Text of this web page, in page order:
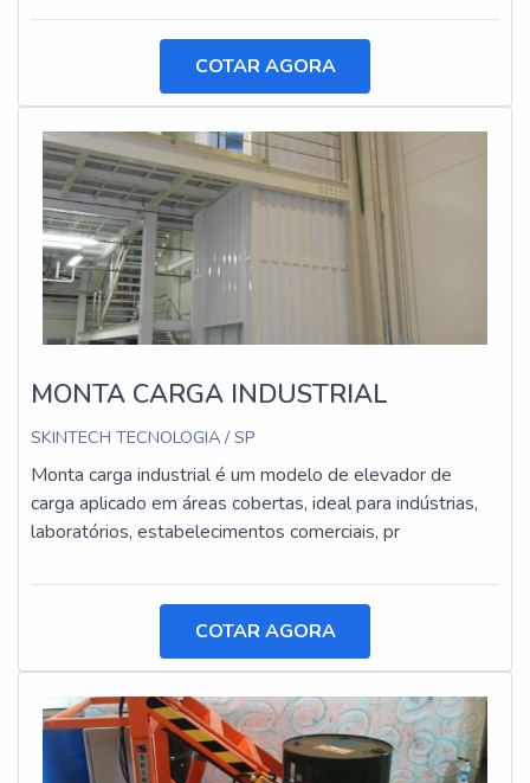
COTAR AGORA
MONTA CARGA INDUSTRIAL
SKINTECH TECNOLOGIA / SP
Monta carga industrial é um modelo de elevador de
carga aplicado em áreas cobertas, ideal para indústrias,
laboratórios, estabelecimentos comerciais, pr
COTAR AGORA